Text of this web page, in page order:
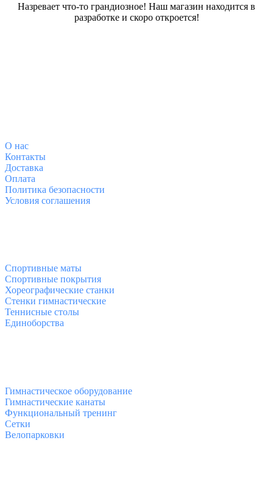
Назревает что-то грандиозное! Наш магазин находится в
разработке и скоро откроется!
О нас
Контакты
Доставка
Оплата
Политика безопасности
Условия соглашения
Спортивные маты
Спортивные покрытия
Хореографические станки
Стенки гимнастические
Теннисные столы
Единоборства
Гимнастическое оборудование
Гимнастические канаты
Функциональный тренинг
Сетки
Велопарковки